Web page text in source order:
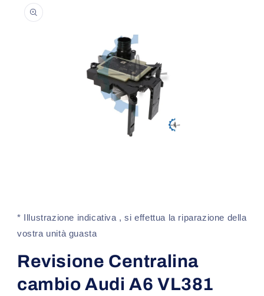
informazioni
sul prodotto
1
finestra
* Illustrazione indicativa , si effettua la riparazione della
vostra unità guasta
Revisione Centralina
cambio Audi A6 VL381